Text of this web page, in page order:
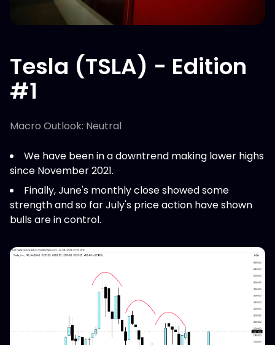
Tesla (TSLA) - Edition
#1
Macro Outlook: Neutral
We have been in a downtrend making lower highs
since November 2021.
Finally, June's monthly close showed some
strength and so far July's price action have shown
bulls are in control.